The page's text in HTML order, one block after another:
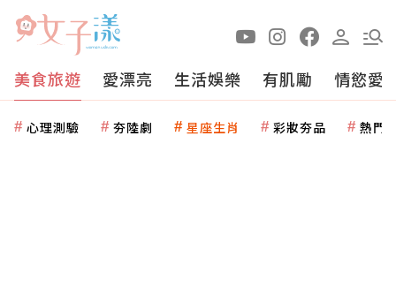
美食旅遊 愛漂亮 生活娛樂 有肌勵 情慾愛
心理測驗 夯陸劇 星座生肖 彩妝夯品 熱門